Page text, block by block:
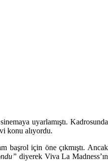
uyarlamıştı. Kadrosunda
konu alıyordu.
başrol için öne çıkmıştı. Ancak
diyerek Viva La Madness’ın